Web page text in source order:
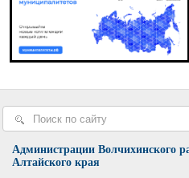
Администрации Волчихинского
Алтайского края